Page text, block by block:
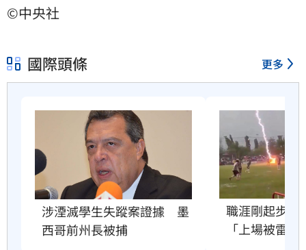
©中央社
國際頭條 更多
涉湮滅學生失蹤案證據　墨
西哥前州長被捕
職涯剛起步　
「上場被雷劈